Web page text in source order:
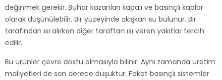
değinmek gerekir. Buhar kazanları kapalı ve basınçlı kaplar
olarak düşünülebilir. Bir yüzeyinde akışkan su bulunur. Bir
tarafından ısı alırken diğer taraftan ısı veren yakıtlar tercih
edilir.
Bu ürünler çevre dostu olmasıyla bilinir. Aynı zamanda üretim
maliyetleri de son derece düşüktür. Fakat basınçlı sistemler